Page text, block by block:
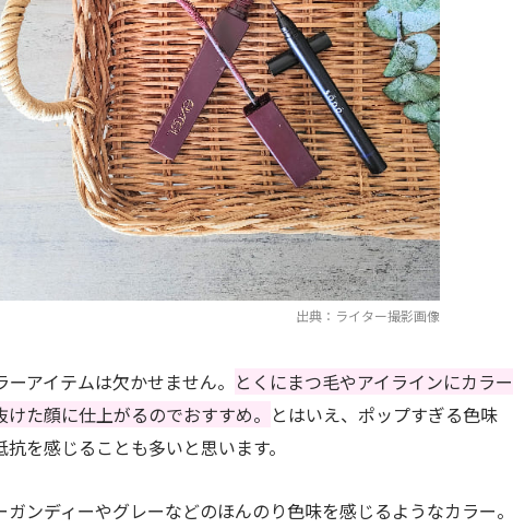
出典：ライター撮影画像
アイテムは欠かせません。 とくにまつ毛やアイラインにカラー
た顔に仕上がるのでおすすめ。 とはいえ、ポップすぎる色味
を感じることも多いと思います。
ンディーやグレーなどのほんのり色味を感じるようなカラー。